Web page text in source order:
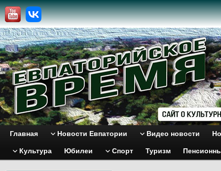
Главная Новости Евпатории Видео новости
Культура Юбилеи Спорт Туризм